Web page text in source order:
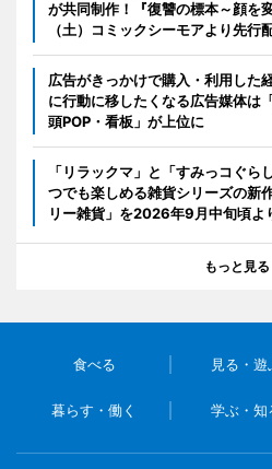
が共同制作！『復讐の標本～顔を
（土）コミックシーモアより先行
広告がきっかけで購入・利用した
に行動に移したくなる広告媒体は
頭POP・看板」が上位に
「リラックマ」と「すみっコぐら
つでも楽しめる雑貨シリーズの新
リー雑貨」を2026年9月中旬頃よ
もっと見る
食べる 見る・遊
暮らす・働く 学ぶ・知